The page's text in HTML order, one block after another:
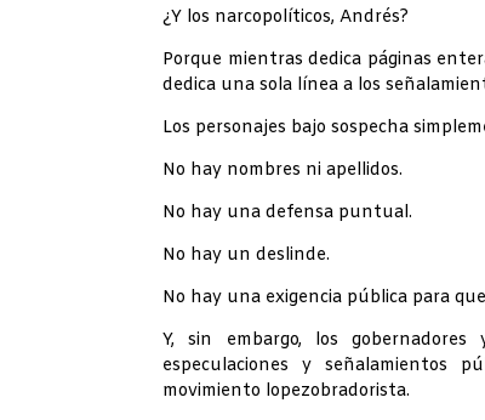
¿Y los narcopolíticos, Andrés?
Porque mientras dedica páginas
dedica una sola línea a los
Los personajes bajo sospecha
No hay nombres ni apellidos.
No hay una defensa puntual.
No hay un deslinde.
No hay una exigencia pública para
Y, sin embargo, los gobernadores
especulaciones y señalamientos
movimiento lopezobradorista.